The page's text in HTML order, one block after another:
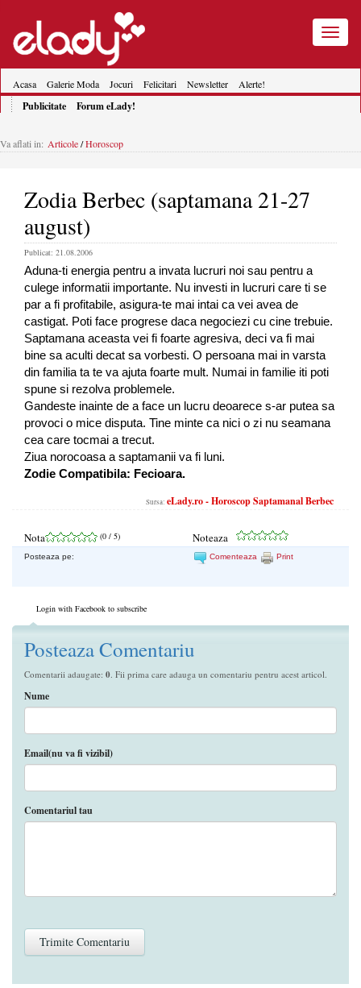
Toggle
Acasa Galerie Moda Jocuri Felicitari Newsletter Alerte!
Publicitate Forum eLady!
Va aflati in: Articole/Horoscop
Zodia Berbec (saptamana 21-27
august)
Publicat: 21.08.2006
Aduna-ti energia pentru a invata lucruri noi sau pentru a
culege informatii importante. Nu investi in lucruri care ti se
par a fi profitabile, asigura-te mai intai ca vei avea de
castigat. Poti face progrese daca negociezi cu cine trebuie.
Saptamana aceasta vei fi foarte agresiva, deci va fi mai
bine sa aculti decat sa vorbesti. O persoana mai in varsta
din familia ta te va ajuta foarte mult. Numai in familie iti poti
spune si rezolva problemele.
Gandeste inainte de a face un lucru deoarece s-ar putea sa
provoci o mice disputa. Tine minte ca nici o zi nu seamana
cea care tocmai a trecut.
Ziua norocoasa a saptamanii va fi luni.
Zodie Compatibila: Fecioara.
Sursa: eLady.ro - Horoscop Saptamanal Berbec
Nota (0 / 5) Noteaza
Posteaza pe: Comenteaza Print
Login with Facebook to subscribe
Posteaza Comentariu
Comentarii adaugate: 0. Fii prima care adauga un comentariu pentru acest articol.
Nume
Email(nu va fi vizibil)
Comentariul tau